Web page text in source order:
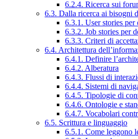
6.2.4. Ricerca sui
6.3. Dalla ricerca ai bisogni
6.3.1. User stories
6.3.2. Job stories per
6.3.3. Criteri di
6.4. Architettura
6.4.1. Definire
6.4.2. Alberatura
6.4.3. Flussi di
6.4.4. Sistemi di
6.4.5. Tipologie di
6.4.6. Ontologie e
6.4.7. Vocabolari
6.5. Scrittura e linguaggio
6.5.1. Come leggono